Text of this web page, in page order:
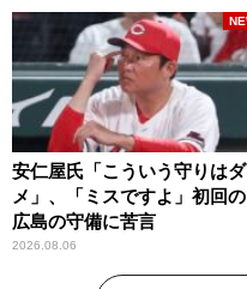
安仁屋氏「こういう守りはダ
メ」、「ミスですよ」初回の
広島の守備に苦言
2026.08.06